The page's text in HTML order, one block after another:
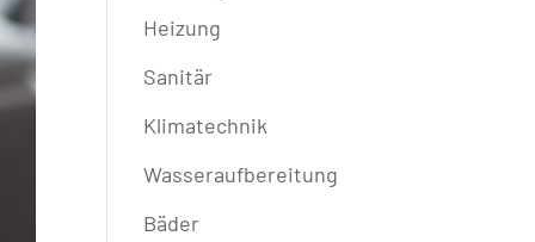
Heizung
Sanitär
Klimatechnik
Wasseraufbereitung
Bäder